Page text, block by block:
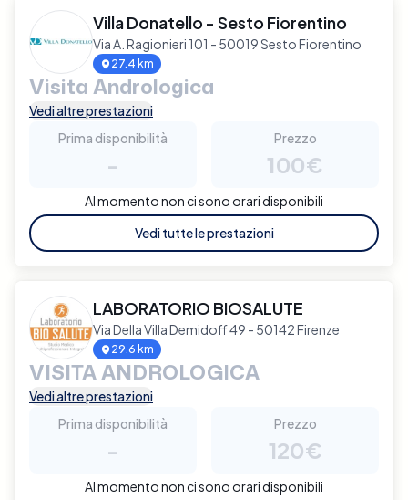
Villa Donatello - Sesto Fiorentino
Via A. Ragionieri 101 - 50019 Sesto Fiorentino
27.4 km
Visita Andrologica
Vedi altre prestazioni
Prima disponibilità
-
Prezzo
100€
Al momento non ci sono orari disponibili
Vedi tutte le prestazioni
LABORATORIO BIOSALUTE
Via Della Villa Demidoff 49 - 50142 Firenze
29.6 km
VISITA ANDROLOGICA
Vedi altre prestazioni
Prima disponibilità
-
Prezzo
120€
Al momento non ci sono orari disponibili